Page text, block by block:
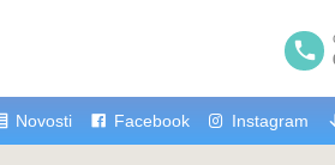
Novosti Facebook Instagram